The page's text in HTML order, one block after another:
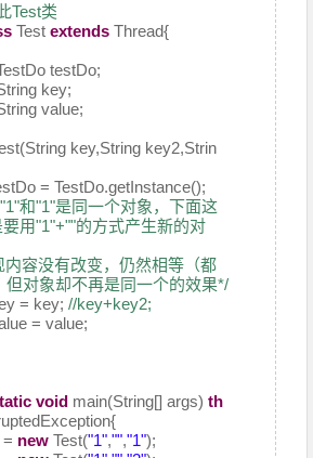
Test类
Testextends Thread{
testDo;
key;
value;
key,String key2,Strin
= TestDo.getInstance();
和"1"是同一个对象，下面这
用"1"+""的方式产生新的对
没有改变，仍然相等（都
但对象却不再是同一个的效果*/
= key;//key+key2;
= value;
void main(String[] args)th
new Test("1","","1");